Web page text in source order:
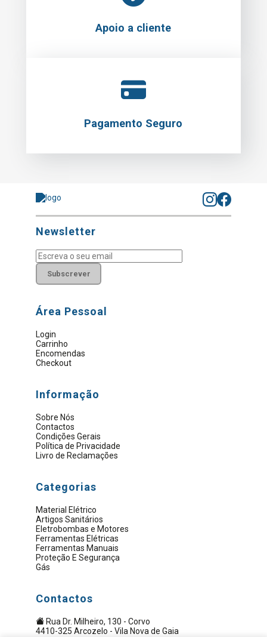
Apoio a cliente
Pagamento Seguro
Newsletter
Subscrever
Área Pessoal
Login
Carrinho
Encomendas
Checkout
Informação
Sobre Nós
Contactos
Condições Gerais
Política de Privacidade
Livro de Reclamações
Categorias
Material Elétrico
Artigos Sanitários
Eletrobombas e Motores
Ferramentas Elétricas
Ferramentas Manuais
Proteção E Segurança
Gás
Contactos
Rua Dr. Milheiro, 130 - Corvo
4410-325 Arcozelo - Vila Nova de Gaia